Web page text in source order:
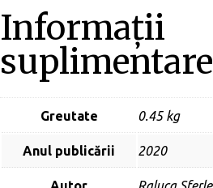
Informații
suplimentare
Greutate 0.45 kg
Anul publicării 2020